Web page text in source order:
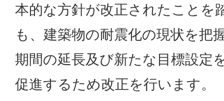
本的な方針が改正されたことを
も、建築物の耐震化の現状を把
期間の延長及び新たな目標設定
促進するため改正を行います。